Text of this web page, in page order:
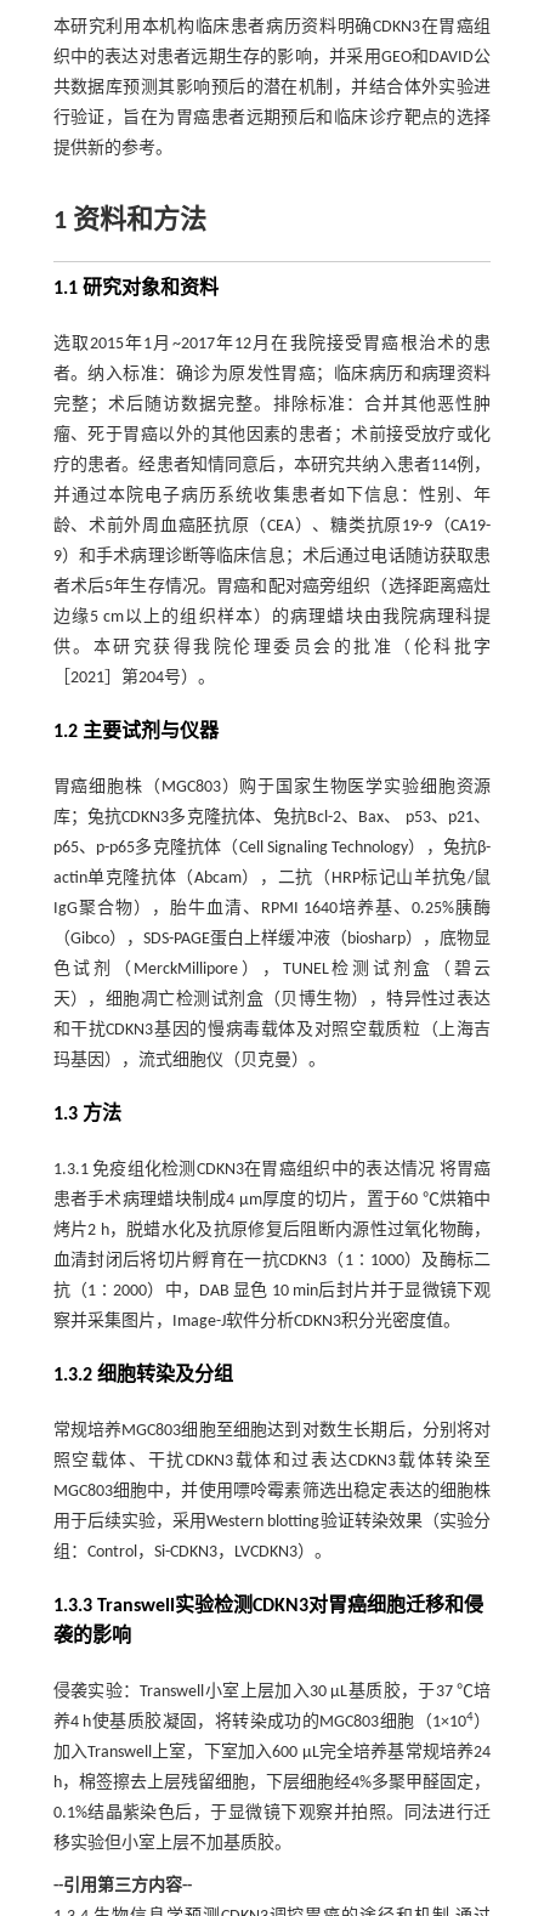
本研究利用本机构临床患者病历资料明确CDKN3在胃癌组
织中的表达对患者远期生存的影响，并采用GEO和DAVID公
共数据库预测其影响预后的潜在机制，并结合体外实验进
行验证，旨在为胃癌患者远期预后和临床诊疗靶点的选择
提供新的参考。
1 资料和方法
1.1 研究对象和资料
选取2015年1月~2017年12月在我院接受胃癌根治术的患
者。纳入标准：确诊为原发性胃癌；临床病历和病理资料
完整；术后随访数据完整。排除标准：合并其他恶性肿
瘤、死于胃癌以外的其他因素的患者；术前接受放疗或化
疗的患者。经患者知情同意后，本研究共纳入患者114例，
并通过本院电子病历系统收集患者如下信息：性别、年
龄、术前外周血癌胚抗原（CEA）、糖类抗原19-9（CA19-
9）和手术病理诊断等临床信息；术后通过电话随访获取患
者术后5年生存情况。胃癌和配对癌旁组织（选择距离癌灶
边缘5 cm以上的组织样本）的病理蜡块由我院病理科提
供。本研究获得我院伦理委员会的批准（伦科批字
［2021］第204号）。
1.2 主要试剂与仪器
胃癌细胞株（MGC803）购于国家生物医学实验细胞资源
库；兔抗CDKN3多克隆抗体、兔抗Bcl-2、Bax、 p53、p21、
p65、p-p65多克隆抗体（Cell Signaling Technology），兔抗β-
actin单克隆抗体（Abcam），二抗（HRP标记山羊抗兔/鼠
IgG聚合物），胎牛血清、RPMI 1640培养基、0.25%胰酶
（Gibco），SDS-PAGE蛋白上样缓冲液（biosharp），底物显
色试剂（MerckMillipore），TUNEL检测试剂盒（碧云
天），细胞凋亡检测试剂盒（贝博生物），特异性过表达
和干扰CDKN3基因的慢病毒载体及对照空载质粒（上海吉
玛基因），流式细胞仪（贝克曼）。
1.3 方法
1.3.1 免疫组化检测CDKN3在胃癌组织中的表达情况 将胃癌
患者手术病理蜡块制成4 μm厚度的切片，置于60 ℃烘箱中
烤片2 h，脱蜡水化及抗原修复后阻断内源性过氧化物酶，
血清封闭后将切片孵育在一抗CDKN3（1∶1000）及酶标二
抗（1∶2000）中，DAB 显色 10 min后封片并于显微镜下观
察并采集图片，Image-J软件分析CDKN3积分光密度值。
1.3.2 细胞转染及分组
常规培养MGC803细胞至细胞达到对数生长期后，分别将对
照空载体、干扰CDKN3载体和过表达CDKN3载体转染至
MGC803细胞中，并使用嘌呤霉素筛选出稳定表达的细胞株
用于后续实验，采用Western blotting验证转染效果（实验分
组：Control，Si-CDKN3，LVCDKN3）。
1.3.3 Transwell实验检测CDKN3对胃癌细胞迁移和侵
袭的影响
侵袭实验：Transwell小室上层加入30 µL基质胶，于37 ℃培
养4 h使基质胶凝固，将转染成功的MGC803细胞（1×104）
加入Transwell上室，下室加入600 µL完全培养基常规培养24
h，棉签擦去上层残留细胞，下层细胞经4%多聚甲醛固定，
0.1%结晶紫染色后，于显微镜下观察并拍照。同法进行迁
移实验但小室上层不加基质胶。
--引用第三方内容--